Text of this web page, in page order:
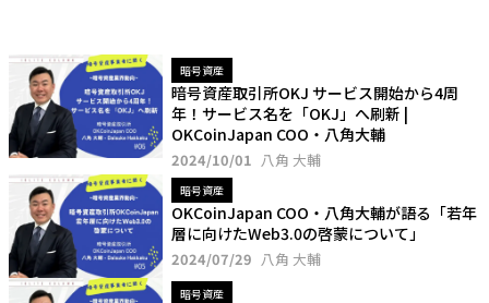
暗号資産
暗号資産取引所OKJ サービス開始から4周
年！サービス名を「OKJ」へ刷新 |
OKCoinJapan COO・八角大輔
2024/10/01 八角 大輔
暗号資産
OKCoinJapan COO・八角大輔が語る「若年
層に向けたWeb3.0の啓蒙について」
2024/07/29 八角 大輔
暗号資産